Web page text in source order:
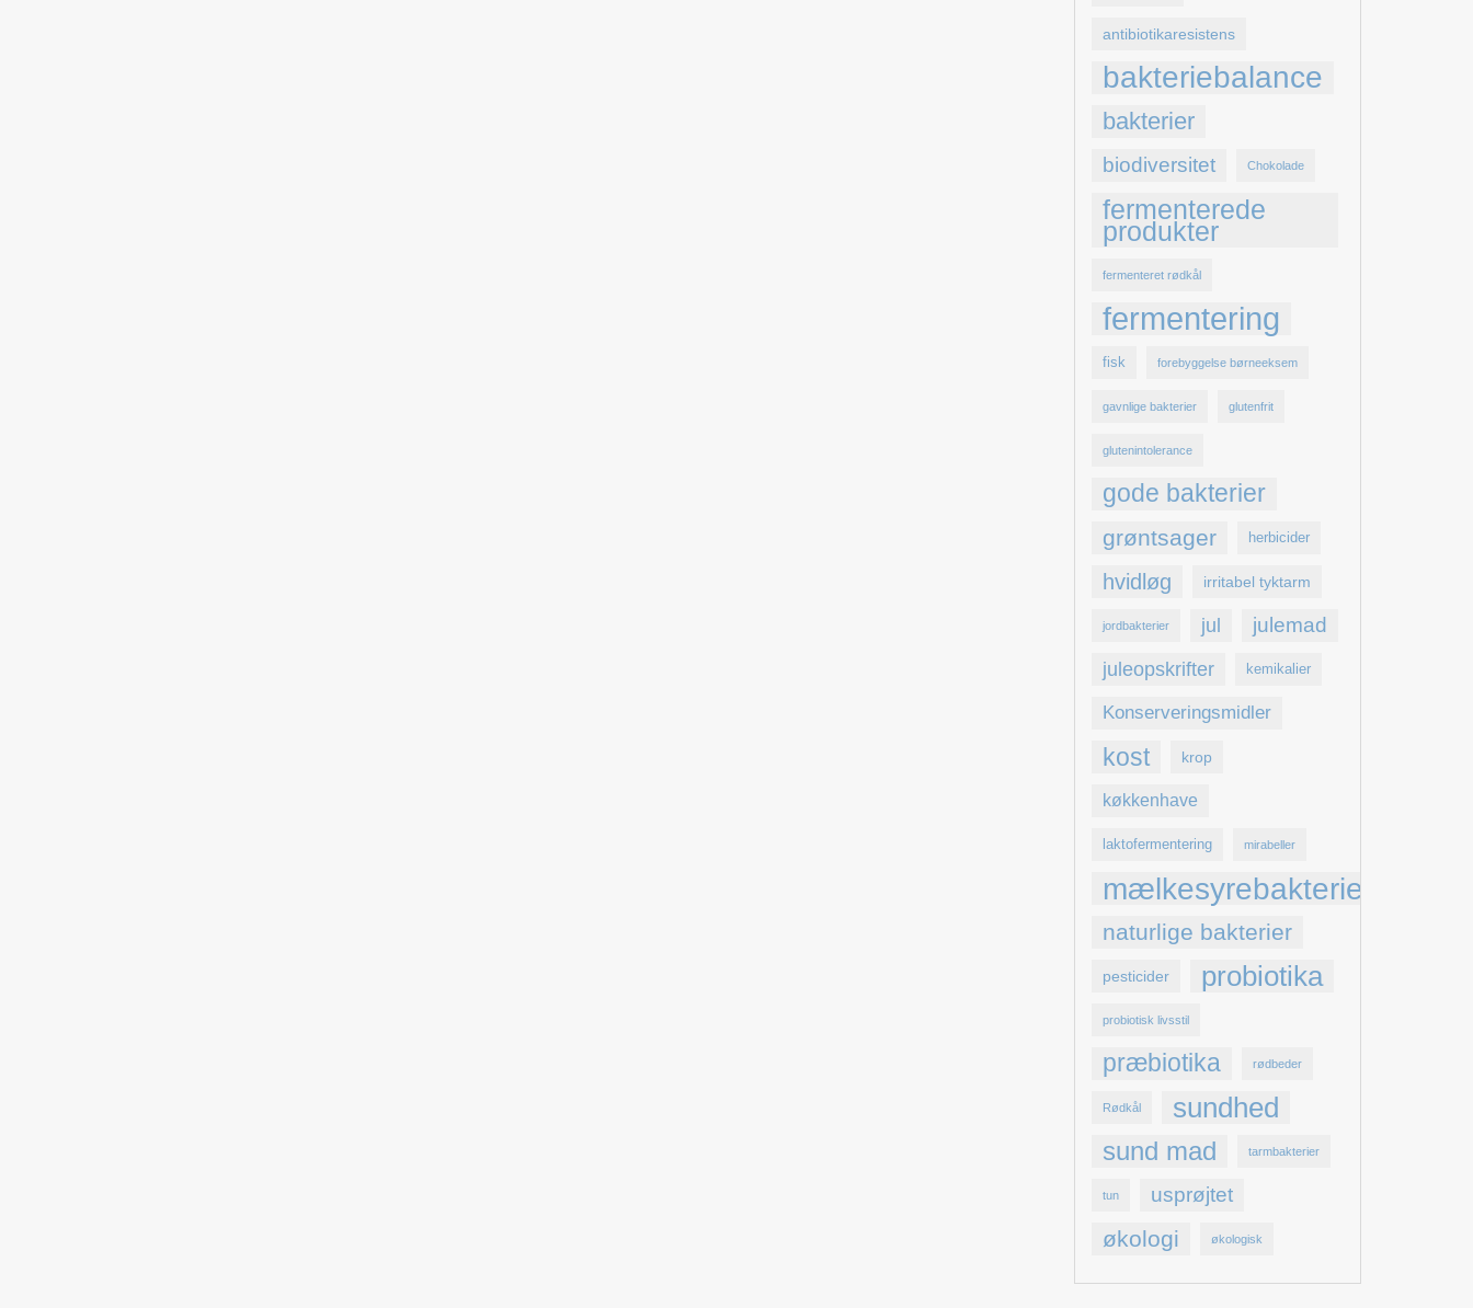
antibiotikaresistens
bakteriebalance
bakterier
biodiversitet Chokolade
fermenterede
produkter
fermenteret rødkål
fermentering
fisk forebyggelse børneeksem
gavnlige bakterier glutenfrit
glutenintolerance
gode bakterier
grøntsager herbicider
hvidløg irritabel tyktarm
jordbakterier jul julemad
juleopskrifter kemikalier
Konserveringsmidler
kost krop
køkkenhave
laktofermentering mirabeller
mælkesyrebakterier
naturlige bakterier
pesticider probiotika
probiotisk livsstil
præbiotika rødbeder
Rødkål sundhed
sund mad tarmbakterier
tun usprøjtet
økologi økologisk